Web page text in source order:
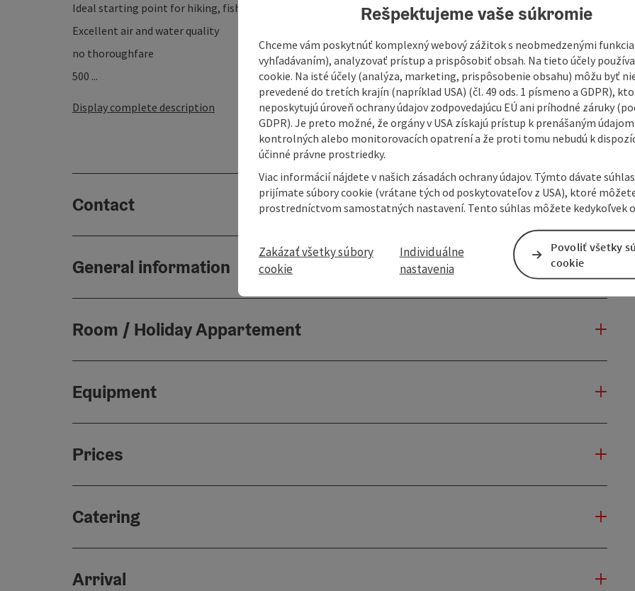
Ideal starting point for hiking, fishing, sailing and cycling.
Excellent air and water quality
no thoroughfare
500 ...
Display complete description
Contact
General information
Room / Holiday Appartement
Equipment
Prices
Catering
Arrival
Rešpektujeme vaše súkromie
Chceme vám poskytnúť komplexný webový zážitok s neobmedzenými
vyhľadávaním), analyzovať prístup a prispôsobiť obsah. Na tieto účely
cookie. Na isté účely (analýza, marketing, prispôsobenie obsahu) môžu byť
prevedené do tretích krajín (napríklad USA) (čl. 49 ods. 1 písmeno a GDPR),
neposkytujú úroveň ochrany údajov zodpovedajúcu EÚ ani príhodné záruky
GDPR). Je preto možné, že orgány v USA získajú prístup k prenášaným
kontrolných alebo monitorovacích opatrení a že proti tomu nebudú k
účinné právne prostriedky.
Viac informácií nájdete v našich zásadách ochrany údajov. Týmto dávate
prijímate súbory cookie (vrátane tých od poskytovateľov z USA), ktoré
prostredníctvom samostatných nastavení. Tento súhlas môžete kedykoľvek
Zakázať všetky súbory
cookie
Individuálne
nastavenia
Povoliť všetky
cookie